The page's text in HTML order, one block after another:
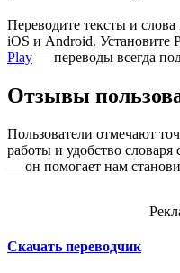
Переводите тексты и слова
iOS и Android. Установите
Play — переводы всегда
Отзывы
Пользователи отмечают
работы и удобство
— он помогает нам
Скачать переводчик